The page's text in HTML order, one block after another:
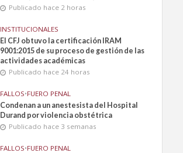
Publicado hace 2 horas
INSTITUCIONALES
El CFJ obtuvo la certificación IRAM
9001:2015 de su proceso de gestión de las
actividades académicas
Publicado hace 24 horas
FALLOS•FUERO PENAL
Condenan a un anestesista del Hospital
Durand por violencia obstétrica
Publicado hace 3 semanas
FALLOS•FUERO PENAL